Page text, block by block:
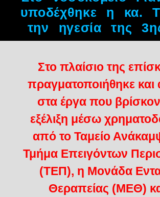
υποδέχθηκε η κα.
την ηγεσία της
Στο πλαίσιο της
πραγματοποιήθηκε και
στα έργα που
εξέλιξη μέσω
από το Ταμείο
Τμήμα Επειγόντων
(ΤΕΠ), η Μονάδα
Θεραπείας (ΜΕΘ)